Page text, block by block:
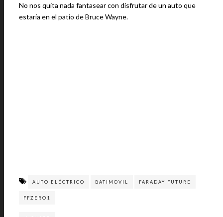
No nos quita nada fantasear con disfrutar de un auto que
estaría en el patio de Bruce Wayne.
AUTO ELÉCTRICO BATIMOVIL FARADAY FUTURE
FFZERO1